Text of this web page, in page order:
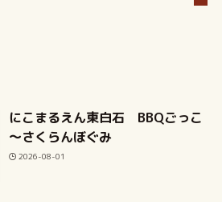
にこまるえん東白石 BBQごっこ
～さくらんぼぐみ
2026-08-01